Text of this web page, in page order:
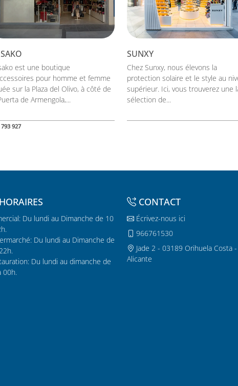
est une boutique
pour homme et femme
sur la Plaza del Olivo, à côté de
de Armengola,...
927
SUNXY
Chez Sunxy, nous élevons la
protection solaire et le style au
supérieur. Ici, vous trouverez une
sélection de...
HORAIRES
Du lundi au Dimanche de 10
Du lundi au Dimanche de
Du lundi au dimanche de
00h.
CONTACT
Écrivez-nous ici
966761530
Jade 2 - 03189 Orihuela Costa -
Alicante